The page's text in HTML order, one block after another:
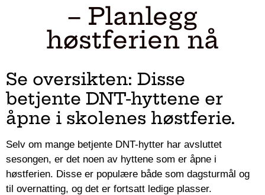
– Planlegg
høstferien nå
Se oversikten: Disse
betjente DNT-hyttene er
åpne i skolenes høstferie.
Selv om mange betjente DNT-hytter har avsluttet
sesongen, er det noen av hyttene som er åpne i
høstferien. Disse er populære både som dagsturmål og
til overnatting, og det er fortsatt ledige plasser.